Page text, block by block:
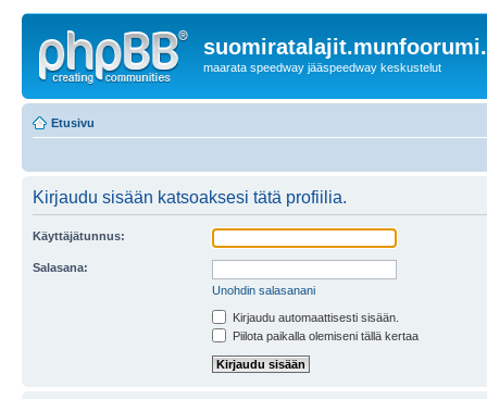
maarata speedway jääspeedway keskustelut
Etusivu
Kirjaudu sisään katsoaksesi tätä profiilia.
Käyttäjätunnus:
Salasana:
Unohdin salasanani
Kirjaudu automaattisesti sisään.
Piilota paikalla olemiseni tällä kertaa